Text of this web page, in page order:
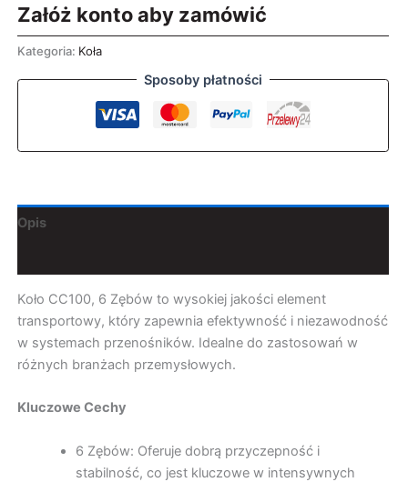
Załóż konto aby zamówić
Kategoria: Koła
Sposoby płatności
Opis
Koło CC100, 6 Zębów to wysokiej jakości element
transportowy, który zapewnia efektywność i niezawodność
w systemach przenośników. Idealne do zastosowań w
różnych branżach przemysłowych.
Kluczowe Cechy
6 Zębów: Oferuje dobrą przyczepność i
stabilność, co jest kluczowe w intensywnych